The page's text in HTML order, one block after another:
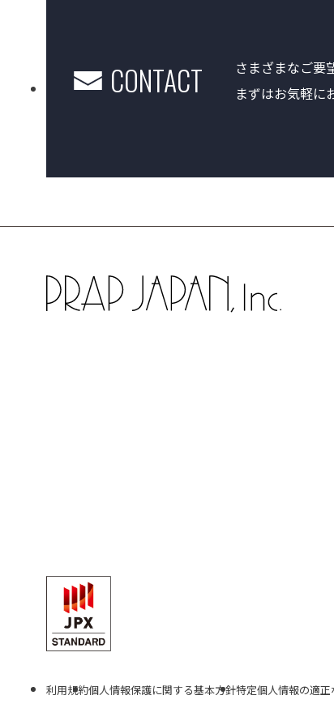
CONTACT
さまざまなご要
まずはお気軽に
利用規約個人情報保護に関する基本方針特定個人情報の適